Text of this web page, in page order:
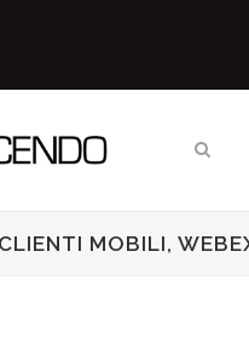
MOBILI,